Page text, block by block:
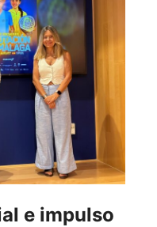
e impulso